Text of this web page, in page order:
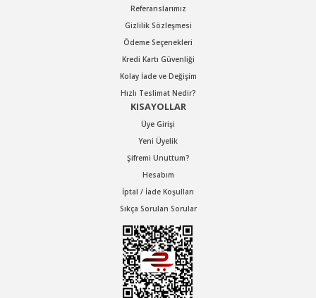
Referanslarımız
Gizlilik Sözleşmesi
Ödeme Seçenekleri
Kredi Kartı Güvenliği
Kolay İade ve Değişim
Hızlı Teslimat Nedir?
KISAYOLLAR
Üye Girişi
Yeni Üyelik
Şifremi Unuttum?
Hesabım
İptal / İade Koşulları
Sıkça Sorulan Sorular